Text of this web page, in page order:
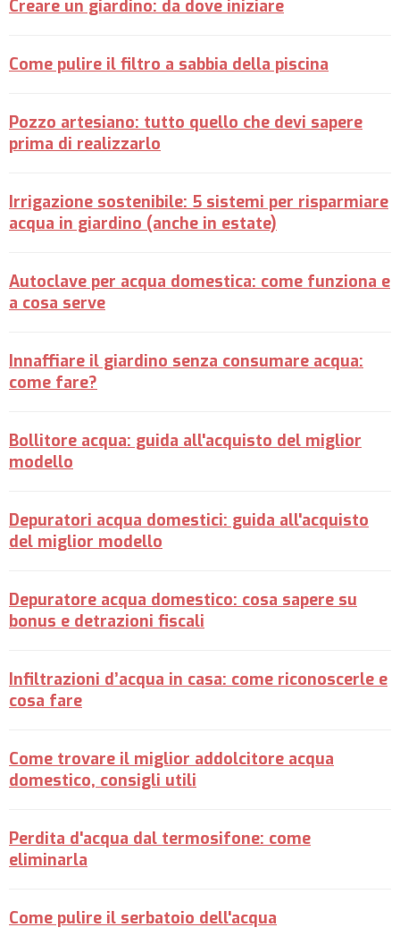
Creare un giardino: da dove iniziare
Come pulire il filtro a sabbia della piscina
Pozzo artesiano: tutto quello che devi sapere
prima di realizzarlo
Irrigazione sostenibile: 5 sistemi per risparmiare
acqua in giardino (anche in estate)
Autoclave per acqua domestica: come funziona e
a cosa serve
Innaffiare il giardino senza consumare acqua:
come fare?
Bollitore acqua: guida all'acquisto del miglior
modello
Depuratori acqua domestici: guida all'acquisto
del miglior modello
Depuratore acqua domestico: cosa sapere su
bonus e detrazioni fiscali
Infiltrazioni d’acqua in casa: come riconoscerle e
cosa fare
Come trovare il miglior addolcitore acqua
domestico, consigli utili
Perdita d'acqua dal termosifone: come
eliminarla
Come pulire il serbatoio dell'acqua